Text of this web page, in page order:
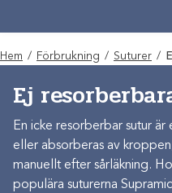
Hem / Förbrukning / Suturer /
Ej
En icke resorberbar sutur
eller absorberas av
manuellt efter sårläkning.
populära suturerna